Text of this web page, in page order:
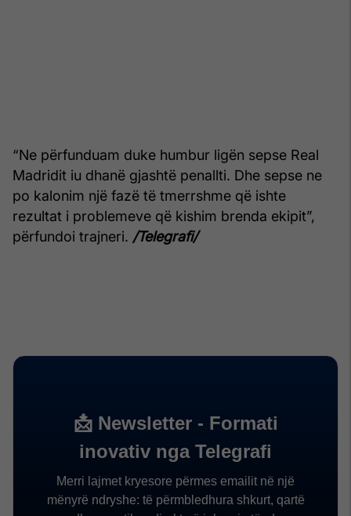
“Ne përfunduam duke humbur ligën sepse Real
Madridit iu dhanë gjashtë penallti. Dhe sepse ne
po kalonim një fazë të tmerrshme që ishte
rezultat i problemeve që kishim brenda ekipit”,
përfundoi trajneri. /Telegrafi/